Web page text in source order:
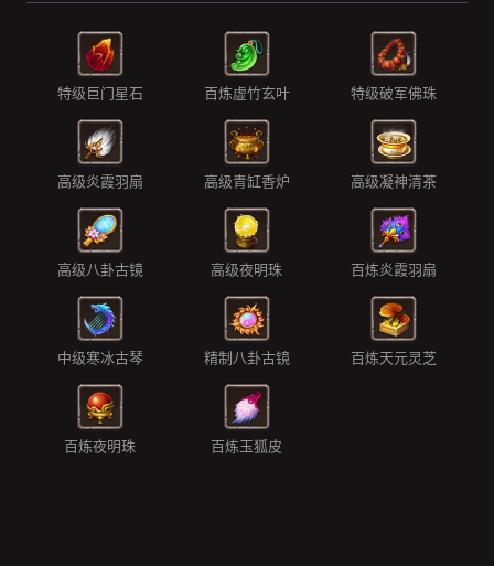
特级巨门星石 百炼虚竹玄叶 特级破军佛珠
高级炎霞羽扇 高级青缸香炉 高级凝神清茶
高级八卦古镜 高级夜明珠 百炼炎霞羽扇
中级寒冰古琴 精制八卦古镜 百炼天元灵芝
百炼夜明珠 百炼玉狐皮